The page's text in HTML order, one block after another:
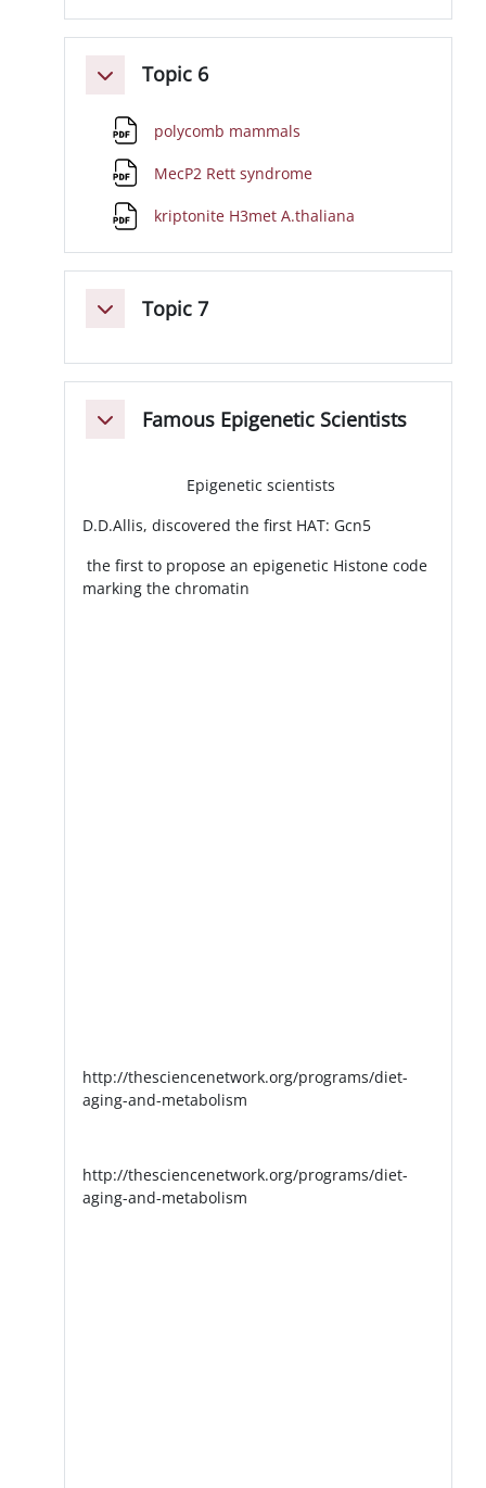
MinimizzaTopic 6
polycomb mammals
MecP2 Rett syndrome
kriptonite H3met A.thaliana
MinimizzaTopic 7
MinimizzaFamous Epigenetic Scientists
Epigenetic scientists
D.D.Allis, discovered the first HAT: Gcn5
the first to propose an epigenetic Histone code
marking the chromatin
http://thesciencenetwork.org/programs/diet-
aging-and-metabolism
http://thesciencenetwork.org/programs/diet-
aging-and-metabolism